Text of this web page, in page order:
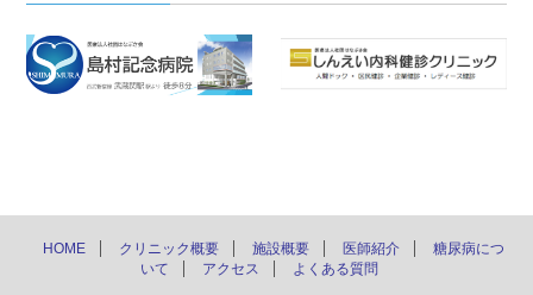
HOME クリニック概要 施設概要 医師紹介
糖尿病につ
いて
アクセス よくある質問